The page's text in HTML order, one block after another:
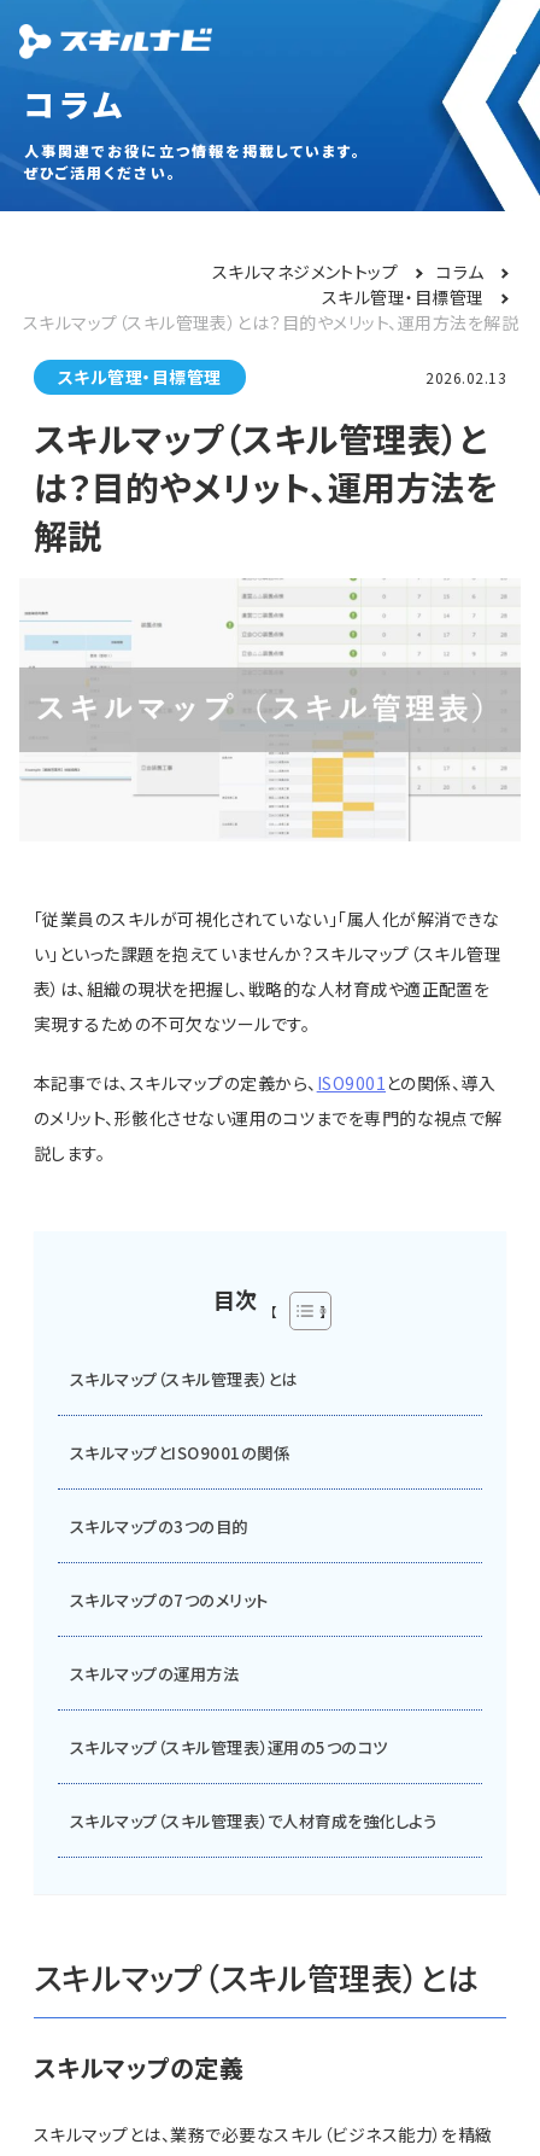
コラム
人事関連でお役に立つ情報を掲載しています。
ぜひご活用ください。
スキルマネジメントトップ
コラム
スキル管理・目標管理
スキルマップ（スキル管理表）とは？目的やメリット、運用方法を解説
スキル管理・目標管理 2026.02.13
スキルマップ（スキル管理表）と
は？目的やメリット、運用方法を
解説
「従業員のスキルが可視化されていない」「属人化が解消できな
い」といった課題を抱えていませんか？スキルマップ（スキル管理
表）は、組織の現状を把握し、戦略的な人材育成や適正配置を
実現するための不可欠なツールです。
本記事では、スキルマップの定義から、 ISO9001との関係、導入
のメリット、形骸化させない運用のコツまでを専門的な視点で解
説します。
目次
スキルマップ（スキル管理表）とは
スキルマップとISO9001の関係
スキルマップの3つの目的
スキルマップの7つのメリット
スキルマップの運用方法
スキルマップ（スキル管理表）運用の5つのコツ
スキルマップ（スキル管理表）で人材育成を強化しよう
スキルマップ（スキル管理表）とは
スキルマップの定義
スキルマップとは、業務で必要なスキル（ビジネス能力）を精緻